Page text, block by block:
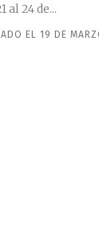
al 24 de...
EL 19 DE